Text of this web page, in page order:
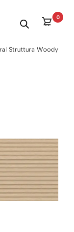
0
Struttura Woody